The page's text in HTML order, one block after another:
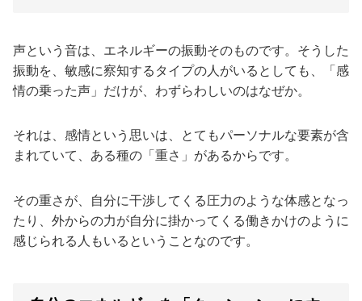
声という音は、エネルギーの振動そのものです。そうした
振動を、敏感に察知するタイプの人がいるとしても、「感
情の乗った声」だけが、わずらわしいのはなぜか。
それは、感情という思いは、とてもパーソナルな要素が含
まれていて、ある種の「重さ」があるからです。
その重さが、自分に干渉してくる圧力のような体感となっ
たり、外からの力が自分に掛かってくる働きかけのように
感じられる人もいるということなのです。